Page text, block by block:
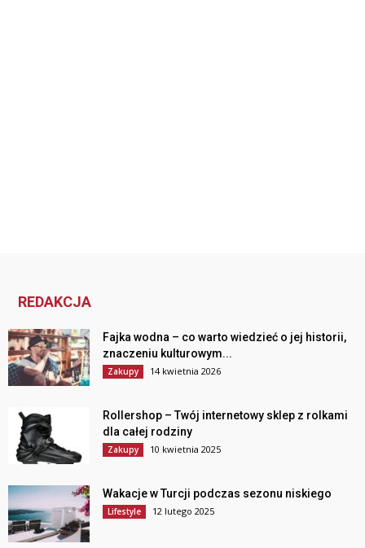
REDAKCJA
Fajka wodna – co warto wiedzieć o jej historii,
znaczeniu kulturowym...
Zakupy 14 kwietnia 2026
Rollershop – Twój internetowy sklep z rolkami
dla całej rodziny
Zakupy 10 kwietnia 2025
Wakacje w Turcji podczas sezonu niskiego
Lifestyle 12 lutego 2025